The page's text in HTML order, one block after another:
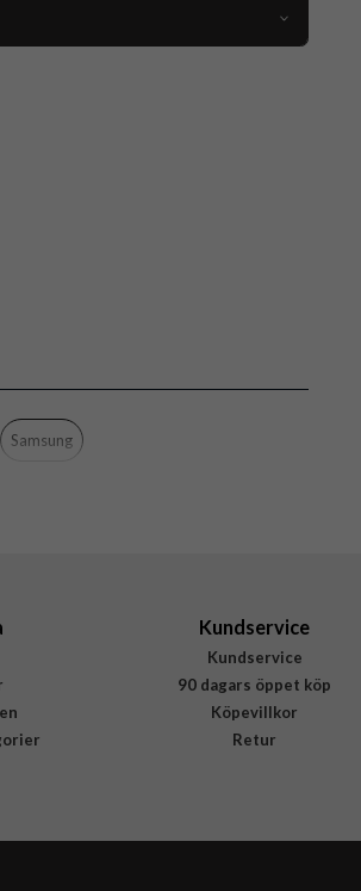
Samsung
Kundservice
Kundservice
90 dagars öppet köp
Köpevillkor
Retur